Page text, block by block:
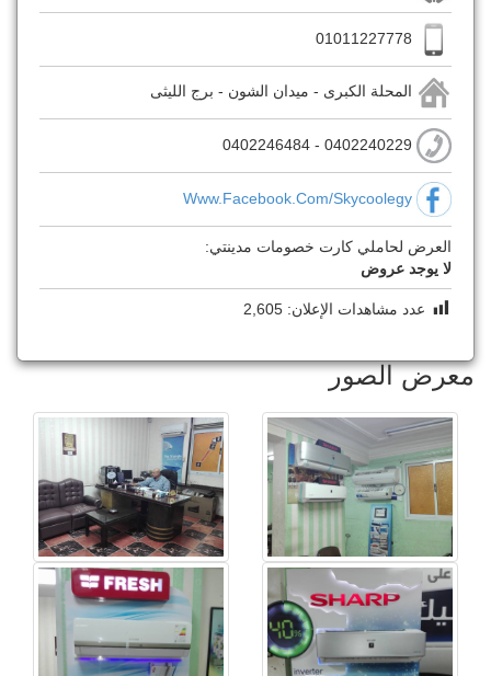
المحلة الكبرى - ميدان الشون - برج الليثى
Www.facebook.com/skycoolegy
العرض لحاملي كارت خصومات مدينتي:
لا يوجد عروض
عدد مشاهدات الإعلان: 2,605
معرض الصور